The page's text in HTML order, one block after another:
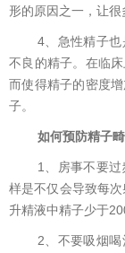
形的原因之一，让很
4、急性精子
不良的精子。在临
而使得精子的密度
子。
如何预防精子
1、房事不要
样是不仅会导致每
升精液中精子少于
2、不要吸烟